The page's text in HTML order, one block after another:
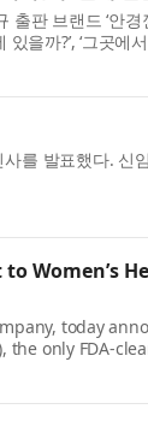
판 브랜드 ‘안
을까?’, ‘그곳
사를 발표했다.
Women’s
today
the only FDA-